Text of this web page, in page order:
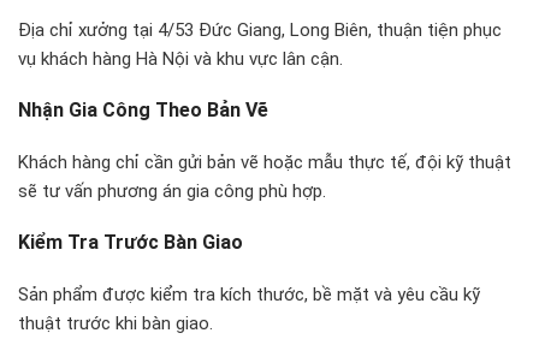
Địa chỉ xưởng tại 4/53 Đức Giang, Long Biên, thuận tiện phục
vụ khách hàng Hà Nội và khu vực lân cận.
Nhận Gia Công Theo Bản Vẽ
Khách hàng chỉ cần gửi bản vẽ hoặc mẫu thực tế, đội kỹ thuật
sẽ tư vấn phương án gia công phù hợp.
Kiểm Tra Trước Bàn Giao
Sản phẩm được kiểm tra kích thước, bề mặt và yêu cầu kỹ
thuật trước khi bàn giao.